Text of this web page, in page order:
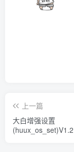
上一篇
大白增强设置
(huux_os_set)V1.2